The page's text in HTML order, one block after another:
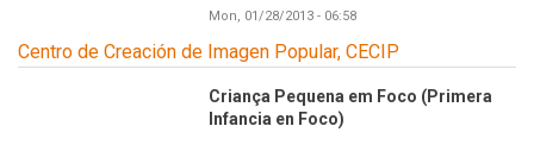
Mon, 01/28/2013 - 06:58
Centro de Creación de Imagen Popular, CECIP
Criança Pequena em Foco (Primera
Infancia en Foco)